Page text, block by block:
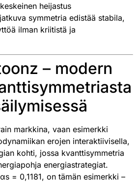
heijastus
symmetria edistää stabila,
ilman kriitistä ja
– modern
markkina, vaan esimerkki
erojen interaktiivisella,
kohti, jossa kvanttisymmetria
energiastrategiat.
= 0,1181, on tämän esimerkki –